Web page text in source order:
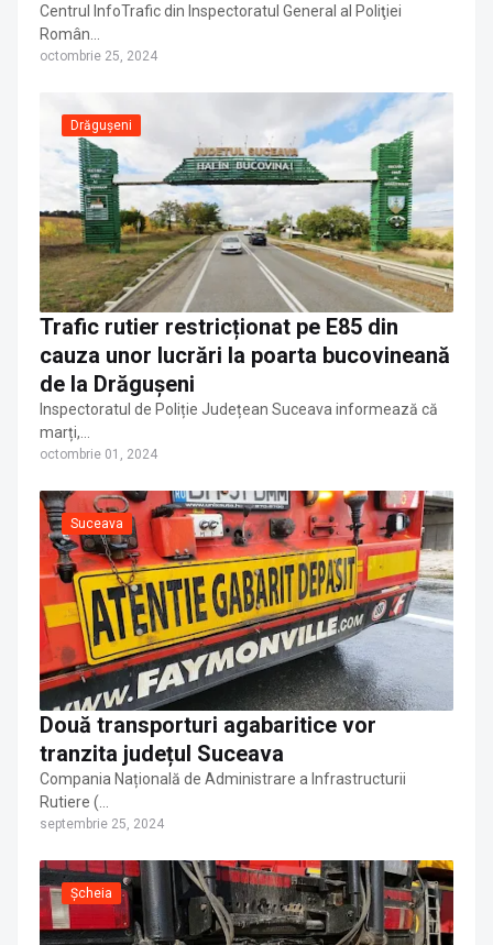
Centrul InfoTrafic din Inspectoratul General al Poliţiei
Român…
octombrie 25, 2024
Drăgușeni
Trafic rutier restricționat pe E85 din
cauza unor lucrări la poarta bucovineană
de la Drăgușeni
Inspectoratul de Poliție Județean Suceava informează că
marți,…
octombrie 01, 2024
Suceava
Două transporturi agabaritice vor
tranzita județul Suceava
Compania Națională de Administrare a Infrastructurii
Rutiere (…
septembrie 25, 2024
Șcheia